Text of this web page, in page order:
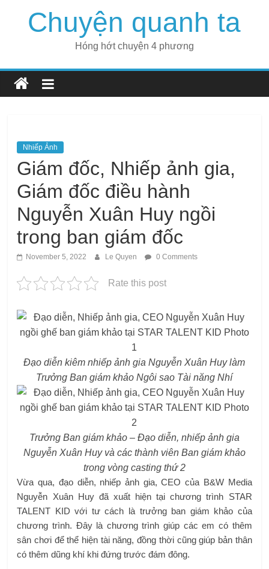
Chuyện quanh ta
Hóng hớt chuyện 4 phương
Nhiếp Ảnh
Giám đốc, Nhiếp ảnh gia,
Giám đốc điều hành
Nguyễn Xuân Huy ngồi
trong ban giám đốc
November 5, 2022 Le Quyen 0 Comments
Rate this post
Đạo diễn kiêm nhiếp ảnh gia Nguyễn Xuân Huy làm
Trưởng Ban giám khảo Ngôi sao Tài năng Nhí
Trưởng Ban giám khảo – Đạo diễn, nhiếp ảnh gia
Nguyễn Xuân Huy và các thành viên Ban giám khảo
trong vòng casting thứ 2
Vừa qua, đạo diễn, nhiếp ảnh gia, CEO của B&W Media
Nguyễn Xuân Huy đã xuất hiện tại chương trình STAR
TALENT KID với tư cách là trưởng ban giám khảo của
chương trình. Đây là chương trình giúp các em có thêm
sân chơi để thể hiện tài năng, đồng thời cũng giúp bản thân
có thêm dũng khí khi đứng trước đám đông.